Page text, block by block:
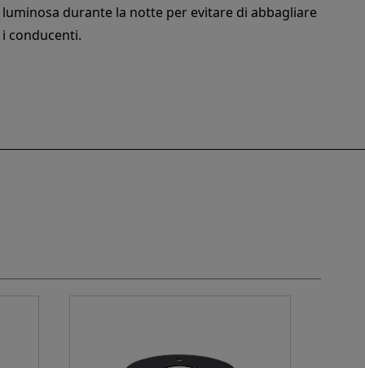
luminosa durante la notte per evitare di abbagliare
i conducenti.